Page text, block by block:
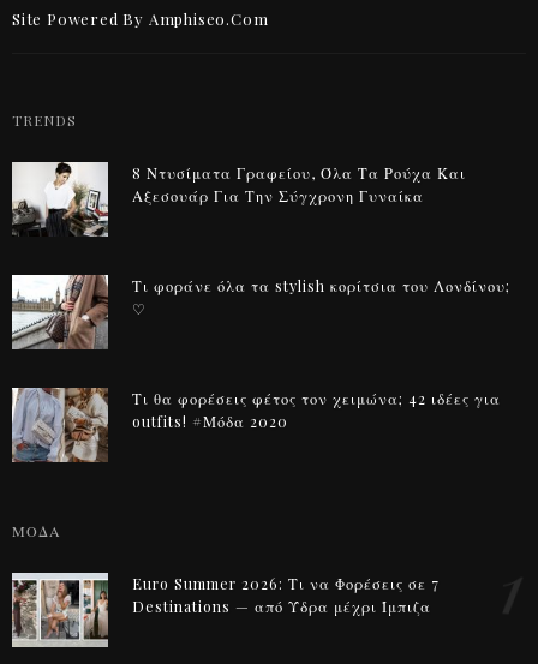
Site Powered By Amphiseo.com
TRENDS
8 Ντυσίματα Γραφείου, Όλα Τα Ρούχα Και
Αξεσουάρ Για Την Σύγχρονη Γυναίκα
Τι φοράνε όλα τα stylish κορίτσια του Λονδίνου;
♡
Τι θα φορέσεις φέτος τον χειμώνα; 42 ιδέες για
outfits! #Μόδα 2020
ΜΟΔΑ
Euro Summer 2026: Τι να Φορέσεις σε 7
Destinations — από Ύδρα μέχρι Ίμπιζα